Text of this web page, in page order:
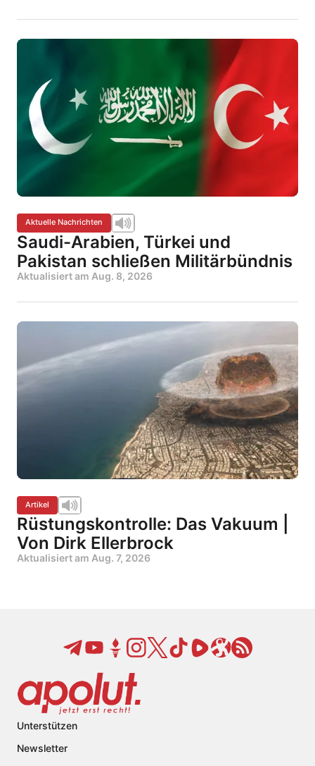
Aktuelle Nachrichten
Saudi-Arabien, Türkei und
Pakistan schließen Militärbündnis
Aktualisiert am Aug. 8, 2026
Artikel
Rüstungskontrolle: Das Vakuum |
Von Dirk Ellerbrock
Aktualisiert am Aug. 7, 2026
Unterstützen
Newsletter